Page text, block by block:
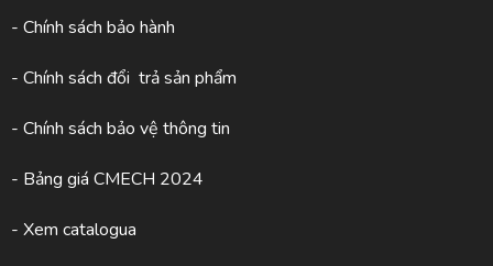
- Chính sách bảo hành
- Chính sách đổi trả sản phẩm
- Chính sách bảo vệ thông tin
- Bảng giá CMECH 2024
- Xem catalogua